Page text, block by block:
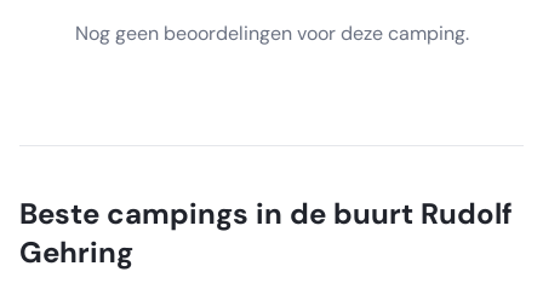
Nog geen beoordelingen voor deze camping.
Beste campings in de buurt Rudolf
Gehring